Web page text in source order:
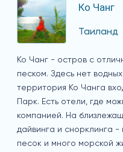
Ко Чанг
Таиланд
Ко Чанг - остров с
песком. Здесь нет
территория Ко Чанга
Парк. Есть отели, где
компанией. На
дайвинга и снорклинга
песок и много морской